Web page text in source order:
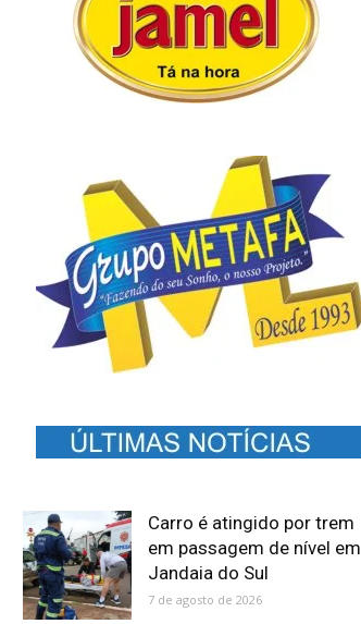
Carro é atingido por trem
em passagem de nível em
Jandaia do Sul
7 de agosto de 2026